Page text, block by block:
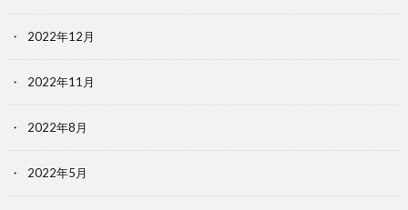
2022年12月
2022年11月
2022年8月
2022年5月